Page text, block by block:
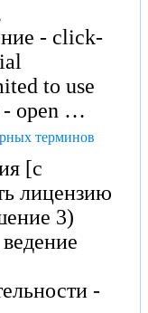
- click-
to use
- open …
терминов
[c
лицензию
3)
-